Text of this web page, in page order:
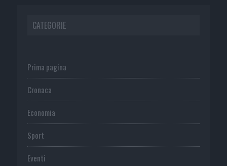
CATEGORIE
Prima pagina
Cronaca
Economia
Sport
Eventi